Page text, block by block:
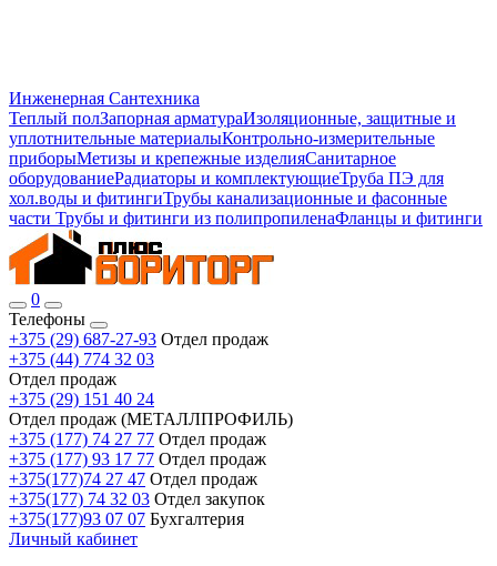
Инженерная Сантехника
Теплый полЗапорная арматураИзоляционные, защитные и
уплотнительные материалыКонтрольно-измерительные
приборыМетизы и крепежные изделияСанитарное
оборудованиеРадиаторы и комплектующиеТруба ПЭ для
хол.воды и фитингиТрубы канализационные и фасонные
части Трубы и фитинги из полипропиленаФланцы и фитинги
0
Телефоны
+375 (29) 687-27-93 Отдел продаж
+375 (44) 774 32 03
Отдел продаж
+375 (29) 151 40 24
Отдел продаж (МЕТАЛЛПРОФИЛЬ)
+375 (177) 74 27 77 Отдел продаж
+375 (177) 93 17 77 Отдел продаж
+375(177)74 27 47 Отдел продаж
+375(177) 74 32 03 Отдел закупок
+375(177)93 07 07 Бухгалтерия
Личный кабинет